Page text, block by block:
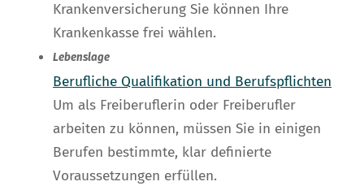
Krankenversicherung Sie können Ihre
Krankenkasse frei wählen.
Lebenslage
Berufliche Qualifikation und Berufspflichten
Um als Freiberuflerin oder Freiberufler
arbeiten zu können, müssen Sie in einigen
Berufen bestimmte, klar definierte
Voraussetzungen erfüllen.